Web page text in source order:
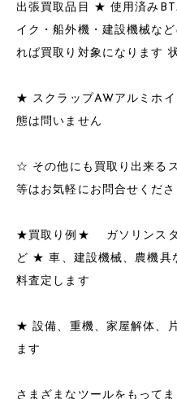
出張買取品目 ★ 使用済み
イク・船外機・建設機械な
れば買取り対象になります
★ スクラップAWアルミホ
態は問いません
☆ その他にも買取り出来る
等はお気軽にお問合せくだ
★買取り例★ ガソリンスタ
ど ★ 車、建設機械、農機具
料査定します
★ 設備、重機、家屋解体、
ます
さまざまなツールをもって